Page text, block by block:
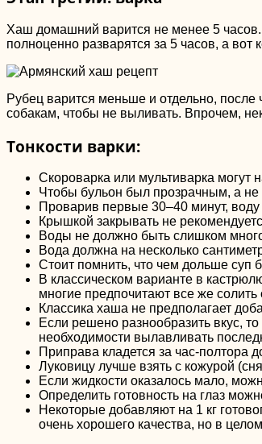
Хаш домашний варится не менее 5 часов.
полноценно разварятся за 5 часов, а вот
Рубец варится меньше и отдельно, после
собакам, чтобы не выливать. Впрочем,
Тонкости варки:
Скороварка или мультиварка могут
Чтобы бульон был прозрачным, а не
Проварив первые 30–40 минут, воду
Крышкой закрывать не
Воды не должно быть слишком
Вода должна на несколько
Стоит помнить, что чем дольше суп
В классическом варианте в
многие предпочитают все же
Классика хаша не предполагает
Если решено разнообразить вкус,
необходимости вылавливать
Приправа кладется за час-полтора
Луковицу лучше взять с кожурой
Если жидкости оказалось мало,
Определить готовность на глаз
Некоторые добавляют на 1 кг
очень хорошего качества, но в